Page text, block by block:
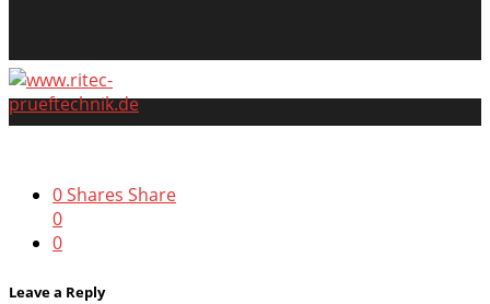
0Shares Share
0
0
Leave a Reply